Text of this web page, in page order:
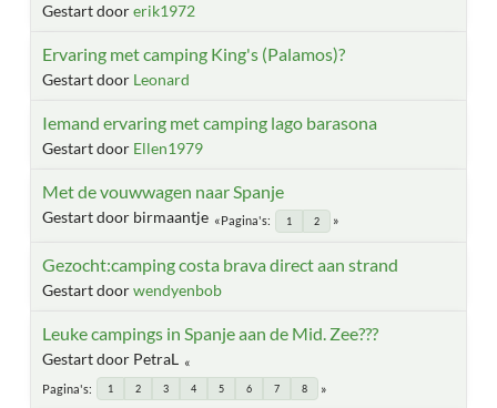
Gestart doorerik1972
Ervaring met camping King's (Palamos)?
Gestart door Leonard
Iemand ervaring met camping lago barasona
Gestart door Ellen1979
Met de vouwwagen naar Spanje
Gestart door birmaantje Pagina's 1 2
Gezocht:camping costa brava direct aan strand
Gestart doorwendyenbob
Leuke campings in Spanje aan de Mid. Zee???
Gestart door PetraL
Pagina's 1 2 3 4 5 6 7 8